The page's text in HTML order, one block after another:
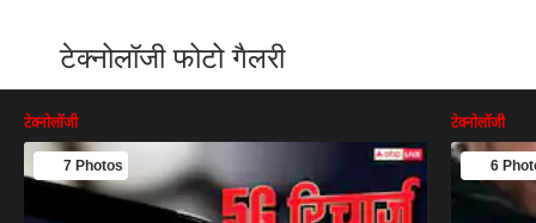
टेक्नोलॉजी फोटो गैलरी
टेक्नोलॉजी
7 Photos
टेक्नोलॉजी
6